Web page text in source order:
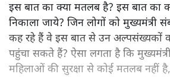
इस बात का क्या मतलब है? इस बात का
निकाला जाये? जिन लोगों को मुख्यमंत्री
कह रहे हैं वे इस बात से उन अल्पसंख्यकों
पहुंचा सकते हैं? ऐसा लगता है कि
महिलाओं की सुरक्षा से कोई मतलब नहीं